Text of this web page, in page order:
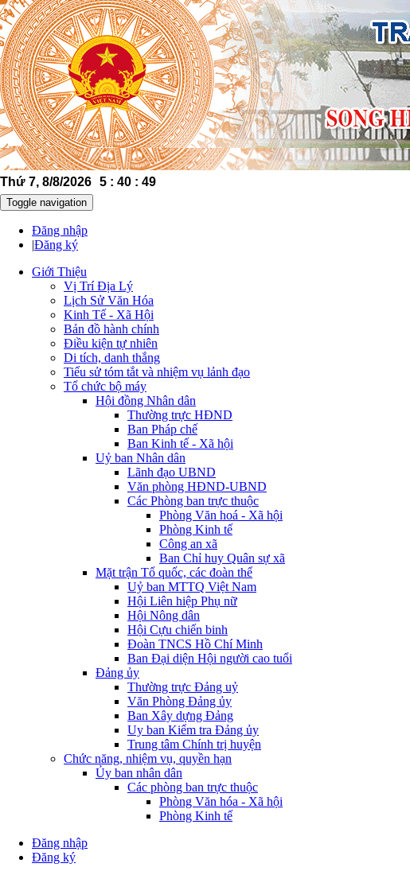
Thứ 7, 8/8/2026 5 : 40 : 50
Toggle navigation
Đăng nhập
|Đăng ký
Giới Thiệu
Vị Trí Địa Lý
Lịch Sử Văn Hóa
Kinh Tế - Xã Hội
Bản đồ hành chính
Điều kiện tự nhiên
Di tích, danh thắng
Tiểu sử tóm tắt và nhiệm vụ lảnh đạo
Tổ chức bộ máy
Hội đồng Nhân dân
Thường trực HĐND
Ban Pháp chế
Ban Kinh tế - Xã hội
Uỷ ban Nhân dân
Lãnh đạo UBND
Văn phòng HĐND-UBND
Các Phòng ban trực thuộc
Phòng Văn hoá - Xã hội
Phòng Kinh tế
Công an xã
Ban Chỉ huy Quân sự xã
Mặt trận Tổ quốc, các đoàn thể
Uỷ ban MTTQ Việt Nam
Hội Liên hiệp Phụ nữ
Hội Nông dân
Hội Cựu chiến binh
Đoàn TNCS Hồ Chí Minh
Ban Đại diện Hội người cao tuổi
Đảng ủy
Thường trực Đảng uỷ
Văn Phòng Đảng ủy
Ban Xây dựng Đảng
Uy ban Kiểm tra Đảng ủy
Trung tâm Chính trị huyện
Chức năng, nhiệm vụ, quyền hạn
Ủy ban nhân dân
Các phòng ban trực thuộc
Phòng Văn hóa - Xã hội
Phòng Kinh tế
Đăng nhập
Đăng ký